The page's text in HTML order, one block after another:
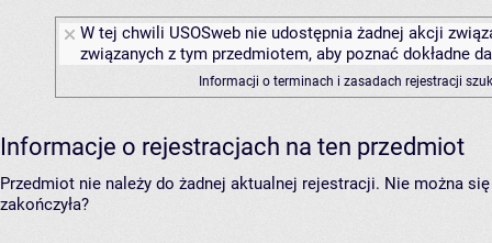
W tej chwili USOSweb nie udostępnia żadnej akcji
związanych z tym przedmiotem, aby poznać dokładne
Informacji o terminach i zasadach rejestracji
Informacje o rejestracjach na ten przedmiot
Przedmiot nie należy do żadnej aktualnej rejestracji. Nie można
zakończyła?